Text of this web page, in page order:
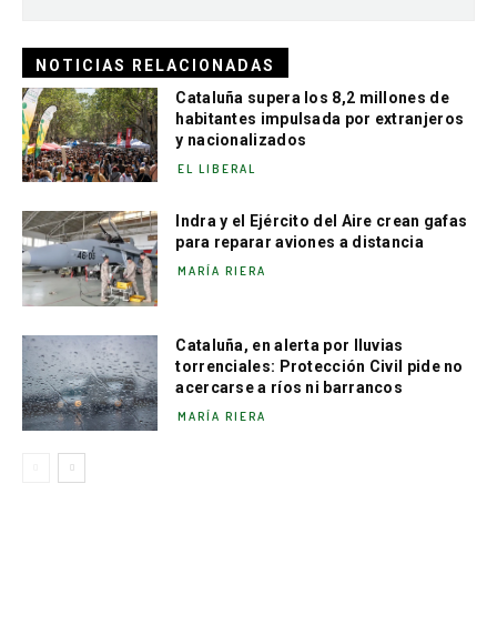
NOTICIAS RELACIONADAS
Cataluña supera los 8,2 millones de
habitantes impulsada por extranjeros
y nacionalizados
EL LIBERAL
Indra y el Ejército del Aire crean gafas
para reparar aviones a distancia
MARÍA RIERA
Cataluña, en alerta por lluvias
torrenciales: Protección Civil pide no
acercarse a ríos ni barrancos
MARÍA RIERA